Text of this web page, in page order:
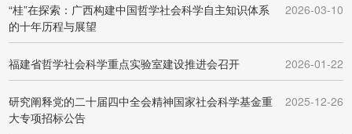
“桂”在探索：广西构建中国哲学社会科学自主知识体系
的十年历程与展望
2026-03-10
福建省哲学社会科学重点实验室建设推进会召开 2026-01-22
研究阐释党的二十届四中全会精神国家社会科学基金重
大专项招标公告
2025-12-26